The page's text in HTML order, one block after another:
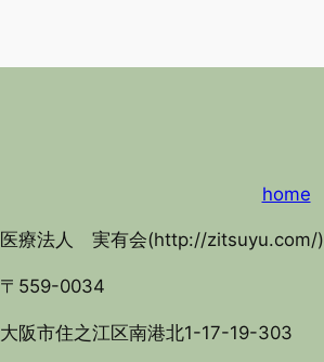
home
医療法人 実有会(http://zitsuyu.com/)
〒559-0034
大阪市住之江区南港北1-17-19-303